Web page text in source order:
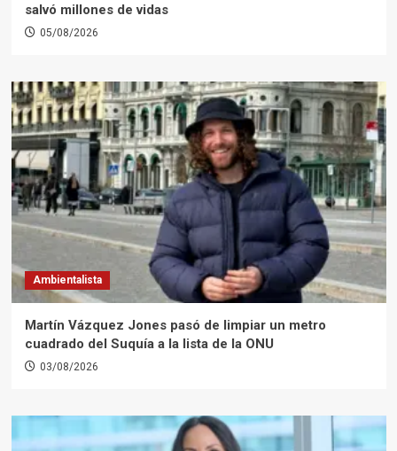
salvó millones de vidas
05/08/2026
Ambientalista
Martín Vázquez Jones pasó de limpiar un metro
cuadrado del Suquía a la lista de la ONU
03/08/2026